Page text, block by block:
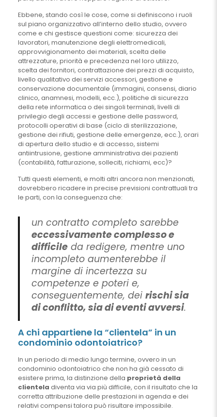
Ebbene, stando così le cose, come si definiscono i ruoli
sul piano organizzativo all’interno dello studio, ovvero
come e chi gestisce questioni come: sicurezza dei
lavoratori, manutenzione degli elettromedicali,
approvvigionamento dei materiali, scelta delle
attrezzature, priorità e precedenza nel loro utilizzo,
scelta dei fornitori, contrattazione dei prezzi di acquisto,
livello qualitativo dei servizi accessori, gestione e
conservazione documentale (immagini, consensi, diario
clinico, anamnesi, modelli, ecc.), politiche di sicurezza
della rete informatica o dei singoli terminali, livelli di
privilegio degli accessi e gestione delle password,
protocolli operativi di base (ciclo di sterilizzazione,
gestione dei rifiuti, gestione delle emergenze, ecc.), orari
di apertura dello studio e di accesso, sistemi
antiintrusione, gestione amministrativa dei pazienti
(contabilità, fatturazione, solleciti, richiami, ecc)?
Tutti questi elementi, e molti altri ancora non menzionati,
dovrebbero ricadere in precise previsioni contrattuali tra
le parti, con la conseguenza che:
un contratto completo sarebbe
eccessivamente complesso e
difficileda redigere, mentre uno
incompleto aumenterebbe il
margine di incertezza su
competenze e poteri e,
conseguentemente, dei rischi sia
di conflitto, sia di eventi avversi.
A chi appartiene la “clientela” in un
condominio odontoiatrico?
In un periodo di medio lungo termine, ovvero in un
condominio odontoiatrico che non ha già cessato di
esistere prima, la distinzione della proprietà della
clientela diventa via via più difficile, con il risultato che la
corretta attribuzione delle prestazioni in agenda e dei
relativi compensi talora può risultare impossibile.